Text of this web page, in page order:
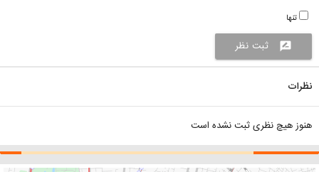
تنها
rate_review ثبت نظر
نظرات
هنوز هیچ نظری ثبت نشده است